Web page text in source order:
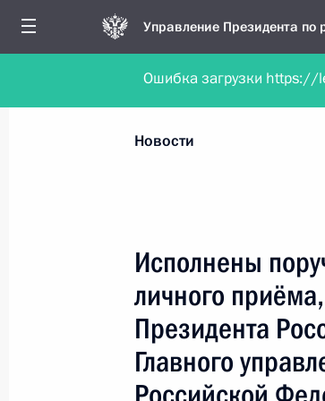
Управление Президента
Обратиться в форме
Все новости
Все руководители, регионы,
Новости
Исполнены
личного
Президента
Главного
Ошибка загрузки https://